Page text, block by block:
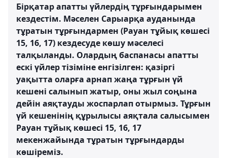
Бірқатар апатты үйлердің тұрғындарымен
кездестім. Мәселен Сарыарқа ауданында
тұратын тұрғындармен (Рауан тұйық көшесі
15, 16, 17) кездесуде көшу мәселесі
талқыланды. Олардың баспанасы апатты
ескі үйлер тізіміне енгізілген: қазіргі
уақытта оларға арнап жаңа тұрғын үй
кешені салынып жатыр, оны жыл соңына
дейін аяқтауды жоспарлап отырмыз. Тұрғын
үй кешенінің құрылысы аяқтала салысымен
Рауан тұйық көшесі 15, 16, 17
мекенжайында тұратын тұрғындарды
көшіреміз.